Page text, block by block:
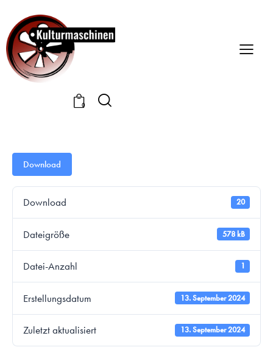
0
Download
Download 20
Dateigröße 578 kB
Datei-Anzahl 1
Erstellungsdatum 13. September 2024
Zuletzt aktualisiert 13. September 2024